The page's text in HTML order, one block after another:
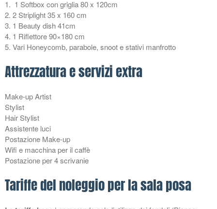
Adv
Nautica
1. 1 Softbox con griglia 80 x 120cm
2. 2 Striplight 35 x 160 cm
3. 1 Beauty dish 41cm
4. 1 Riflettore 90×180 cm
5. Vari Honeycomb, parabole, snoot e stativi manfrotto
Attrezzatura e servizi extra
Make-up Artist
Stylist
Hair Stylist
Assistente luci
Postazione Make-up
Wifi e macchina per il caffè
Postazione per 4 scrivanie
Tariffe del noleggio per la sala posa